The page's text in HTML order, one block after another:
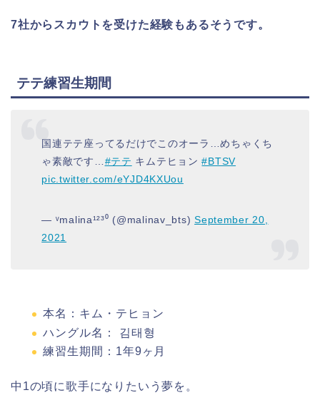
7社からスカウトを受けた経験もあるそうです。
テテ練習生期間
国連テテ座ってるだけでこのオーラ…めちゃくち
ゃ素敵です… #テテ キムテヒョン#BTSV
pic.twitter.com/eYJD4KXUou
— ᵛmalina¹²³⁰ (@malinav_bts)September 20,
2021
本名：キム・テヒョン
ハングル名： 김태형
練習生期間：1年9ヶ月
中1の頃に歌手になりたいう夢を。